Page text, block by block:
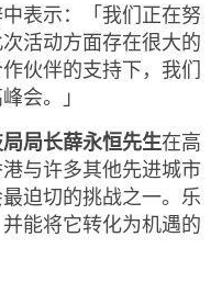
表示：「我们正在努
活动方面存在很大的
伙伴的支持下，我们
会。」
局长薛永恒先生在高
与许多其他先进城市
迫切的挑战之一。乐
能将它转化为机遇的